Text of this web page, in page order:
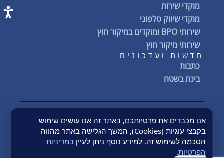
מוקדי שירות
מוקדי שיווק טלפוני
שירותי BPO ומוקדים במיקור חוץ
שירותי מיקור חוץ
חדשות ועדכונים
כתבות
בינת בשטח
Quality Policyמדיניות הפרטיותתנאי שימוש באתרהצהרת נגישות
תנאים כלליםTerms & Conditions
Conflict Minerals
© 2026 BYNET Semech | כל הזכויות שמורות
אנו מכבדים את פרטיותכם, באתר זה אנו עושים שימוש
בקבצי עוגיות (Cookies), המשך הגלישה באתר מהווה
הסכמה לשימוש זה. למידע נוסף ניתן לעייןבמדיניות
הפרטיות.